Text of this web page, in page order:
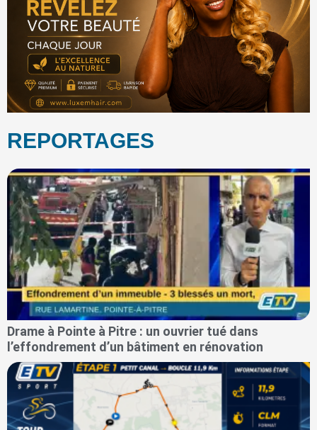
REPORTAGES
Drame à Pointe à Pitre : un ouvrier tué dans
l’effondrement d’un bâtiment en rénovation